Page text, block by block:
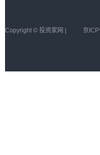
Copyright © 投资家网 | 京